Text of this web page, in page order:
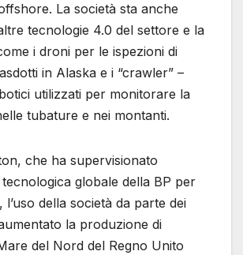
La società sta anche
tecnologie 4.0 del settore e la
i droni per le ispezioni di
in Alaska e i “crawler” –
utilizzati per monitorare la
tubature e nei montanti.
che ha supervisionato
tecnologica globale della BP per
l’uso della società da parte dei
la produzione di
del Nord del Regno Unito